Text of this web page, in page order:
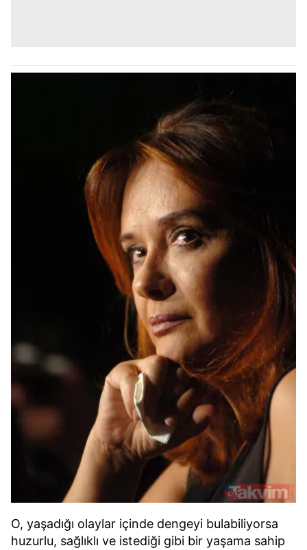
O, yaşadığı olaylar içinde dengeyi bulabiliyorsa
huzurlu, sağlıklı ve istediği gibi bir yaşama sahip